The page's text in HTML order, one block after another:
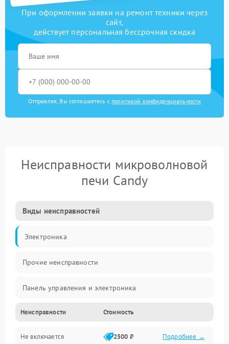
При оформлении заявки на ремонт техники через
сайт,
действует персональная бессрочная скидка
Отправляя, Вы соглашаетесь с политикой конфиденциальности
Неисправности микроволновой
печи Candy
Виды неисправностей
Электроника
Прочие неисправности
Панель управления и электроника
Дверца и корпус
Механика и внутренние элементы
Неисправности Стоимость
Не включается 2500 ₽ Подробнее →